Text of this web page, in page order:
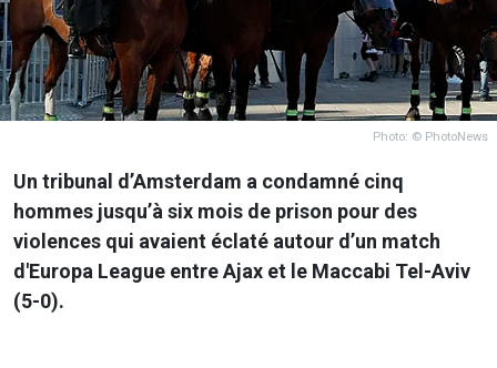
Photo: © PhotoNews
Un tribunal d’Amsterdam a condamné cinq
hommes jusqu’à six mois de prison pour des
violences qui avaient éclaté autour d’un match
d'Europa League entre Ajax et le Maccabi Tel-Aviv
(5-0).